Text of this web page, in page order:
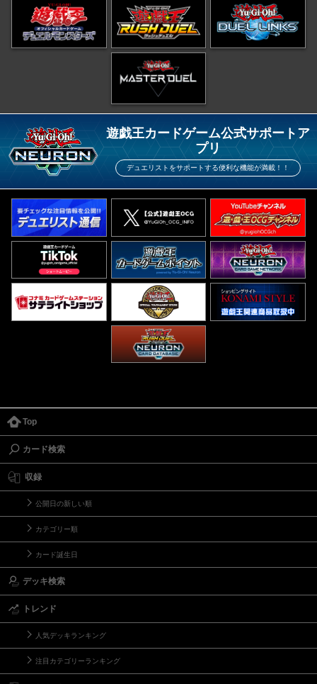
遊戯王カードゲーム公式サポートア
プリ
デュエリストをサポートする便利な機能が満載！！
Top
カード検索
収録
公開日の新しい順
カテゴリー順
カード誕生日
デッキ検索
トレンド
人気デッキランキング
注目カテゴリーランキング